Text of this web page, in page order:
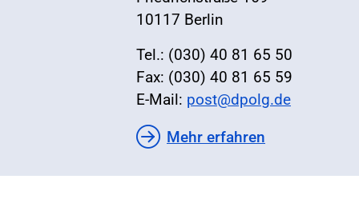
10117 Berlin
Tel.: (030) 40 81 65 50
Fax: (030) 40 81 65 59
E-Mail: post@dpolg.de
Mehr erfahren